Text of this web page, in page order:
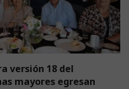
versión 18 del
mayores egresan